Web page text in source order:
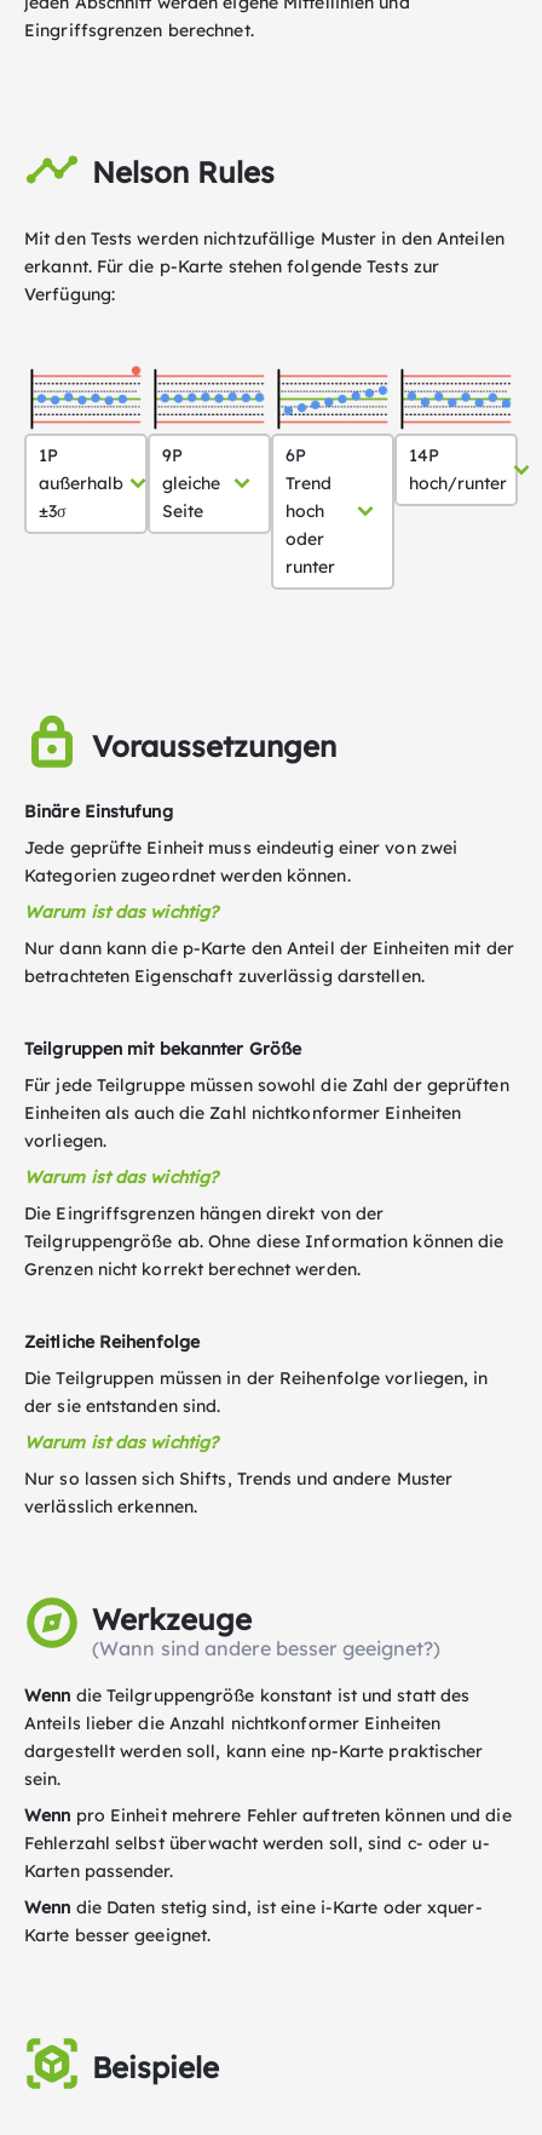
Eingriffsgrenzen berechnet.
Nelson Rules
Mit den Tests werden nichtzufällige Muster in den Anteilen
erkannt. Für die p-Karte stehen folgende Tests zur
Verfügung:
1P
außerhalb
±3σ
9P
gleiche
Seite
6P
Trend
hoch
oder
runter
14P
hoch/runter
Voraussetzungen
Binäre Einstufung
Jede geprüfte Einheit muss eindeutig einer von zwei
Kategorien zugeordnet werden können.
Warum ist das wichtig?
Nur dann kann die p-Karte den Anteil der Einheiten mit der
betrachteten Eigenschaft zuverlässig darstellen.
Teilgruppen mit bekannter Größe
Für jede Teilgruppe müssen sowohl die Zahl der geprüften
Einheiten als auch die Zahl nichtkonformer Einheiten
vorliegen.
Warum ist das wichtig?
Die Eingriffsgrenzen hängen direkt von der
Teilgruppengröße ab. Ohne diese Information können die
Grenzen nicht korrekt berechnet werden.
Zeitliche Reihenfolge
Die Teilgruppen müssen in der Reihenfolge vorliegen, in
der sie entstanden sind.
Warum ist das wichtig?
Nur so lassen sich Shifts, Trends und andere Muster
verlässlich erkennen.
Werkzeuge
(Wann sind andere besser geeignet?)
Wenn die Teilgruppengröße konstant ist und statt des
Anteils lieber die Anzahl nichtkonformer Einheiten
dargestellt werden soll, kann eine np-Karte praktischer
sein.
Wenn pro Einheit mehrere Fehler auftreten können und die
Fehlerzahl selbst überwacht werden soll, sind c- oder u-
Karten passender.
Wenn die Daten stetig sind, ist eine i-Karte oder xquer-
Karte besser geeignet.
Beispiele